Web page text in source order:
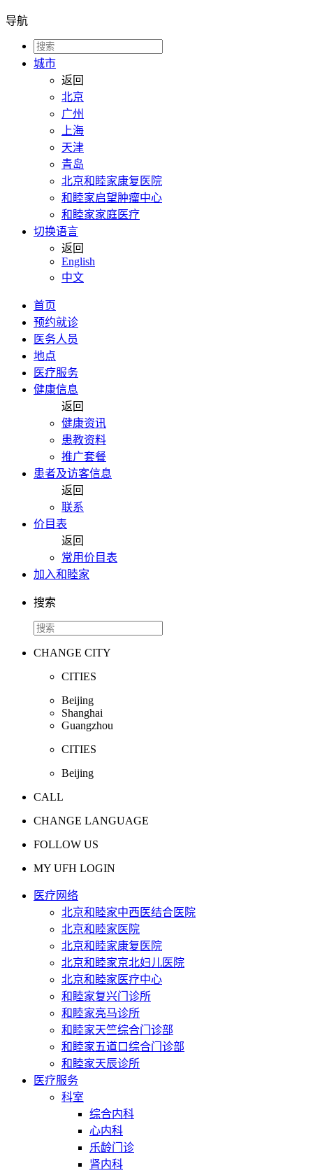
导航
城市
返回
北京
广州
上海
天津
青岛
北京和睦家康复医院
和睦家启望肿瘤中心
和睦家家庭医疗
切换语言
返回
English
中文
首页
预约就诊
医务人员
地点
医疗服务
健康信息
返回
健康资讯
患教资料
推广套餐
患者及访客信息
返回
联系
价目表
返回
常用价目表
加入和睦家
搜索
CHANGE CITY
CITIES
Beijing
Shanghai
Guangzhou
CITIES
Beijing
CALL
CHANGE LANGUAGE
FOLLOW US
MY UFH LOGIN
医疗网络
北京和睦家中西医结合医院
北京和睦家医院
北京和睦家康复医院
北京和睦家京北妇儿医院
北京和睦家医疗中心
和睦家复兴门诊所
和睦家亮马诊所
和睦家天竺综合门诊部
和睦家五道口综合门诊部
和睦家天辰诊所
医疗服务
科室
综合内科
心内科
乐龄门诊
肾内科